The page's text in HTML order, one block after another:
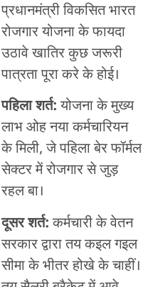
प्रधानमंत्री विकसित भारत
रोजगार योजना के फायदा
उठावे खातिर कुछ जरूरी
पात्रता पूरा करे के होई।
पहिला शर्त:योजना के मुख्य
लाभ ओह नया कर्मचारियन
के मिली, जे पहिला बेर फॉर्मल
सेक्टर में रोजगार से जुड़
रहल बा।
दूसर शर्त:कर्मचारी के वेतन
सरकार द्वारा तय कइल गइल
सीमा के भीतर होखे के चाहीं।